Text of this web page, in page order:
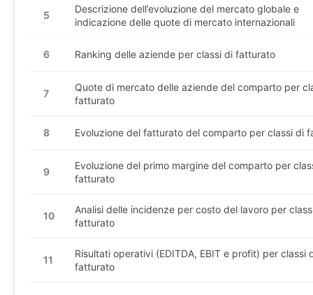
5
Descrizione dell’evoluzione del mercato globale e
indicazione delle quote di mercato internazionali
6 Ranking delle aziende per classi di fatturato
7
Quote di mercato delle aziende del comparto per
fatturato
8 Evoluzione del fatturato del comparto per classi di
9
Evoluzione del primo margine del comparto per
fatturato
10
Analisi delle incidenze per costo del lavoro per
fatturato
11
Risultati operativi (EDITDA, EBIT e profit) per classi
fatturato